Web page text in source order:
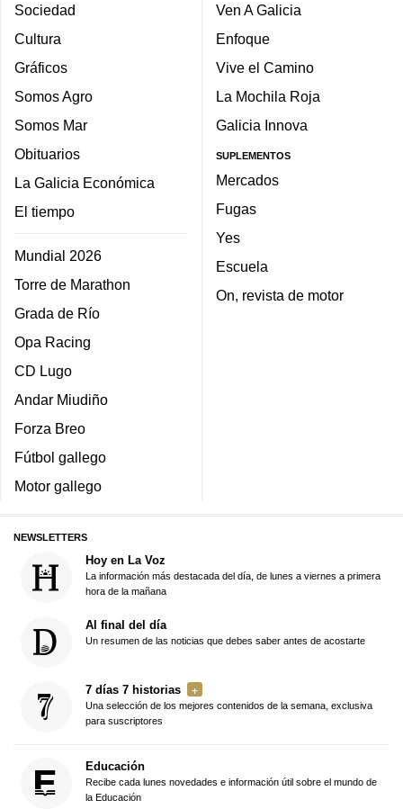
Sociedad
Cultura
Gráficos
Somos Agro
Somos Mar
Obituarios
La Galicia Económica
El tiempo
Mundial 2026
Torre de Marathon
Grada de Río
Opa Racing
CD Lugo
Andar Miudiño
Forza Breo
Fútbol gallego
Motor gallego
Ven A Galicia
Enfoque
Vive el Camino
La Mochila Roja
Galicia Innova
SUPLEMENTOS
Mercados
Fugas
Yes
Escuela
On, revista de motor
NEWSLETTERS
Hoy en La Voz
La información más destacada del día, de lunes a viernes a primera
hora de la mañana
Al final del día
Un resumen de las noticias que debes saber antes de acostarte
7 días 7 historias
Una selección de los mejores contenidos de la semana, exclusiva
para suscriptores
Educación
Recibe cada lunes novedades e información útil sobre el mundo de
la Educación